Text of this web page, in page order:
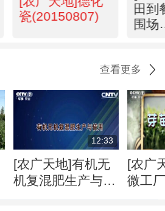
瓷(20150807)
田到
围场
查看更多
12:33
[农广天地]有机无
机复混肥生产与使
[农广
微工